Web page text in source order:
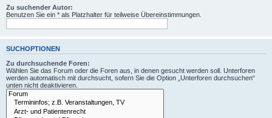
Zu suchender Autor:
Benutzen Sie ein * als Platzhalter für teilweise Übereinstimmungen.
SUCHOPTIONEN
Zu durchsuchende Foren:
Wählen Sie das Forum oder die Foren aus, in denen gesucht werden soll. Unterforen
werden automatisch mit durchsucht, sofern Sie die Option „Unterforen durchsuchen“
unten nicht deaktivieren.